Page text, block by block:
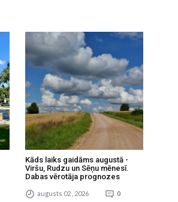
Kāds laiks gaidāms augustā -
Viršu, Rudzu un Sēņu mēnesī.
Dabas vērotāja prognozes
augusts 02 , 2026 0